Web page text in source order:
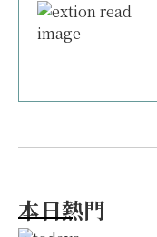
本日熱門